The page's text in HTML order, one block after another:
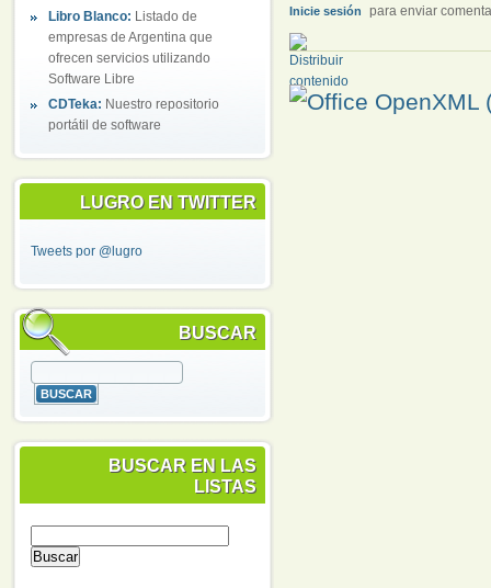
Libro Blanco: Listado de
empresas de Argentina que
ofrecen servicios utilizando
Software Libre
CDTeka: Nuestro repositorio
portátil de software
LUGRO EN TWITTER
Tweets por @lugro
BUSCAR
BUSCAR EN LAS
LISTAS
Inicie sesión para enviar